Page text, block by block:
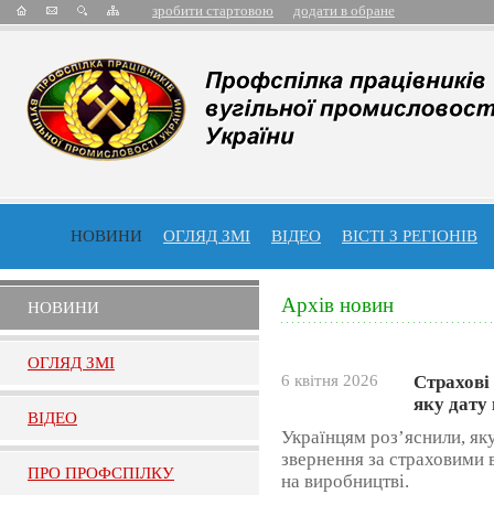
зробити стартовою додати в обране
НОВИНИ ОГЛЯД ЗМІ ВІДЕО ВІСТІ З РЕГІОНІВ
НОВИНИ
ОГЛЯД ЗМI
ВIДЕО
ПРО ПРОФСПIЛКУ
Архів новин
6 квітня 2026
яку
Українцям роз’яснили,
звернення за страховими
на виробництві.